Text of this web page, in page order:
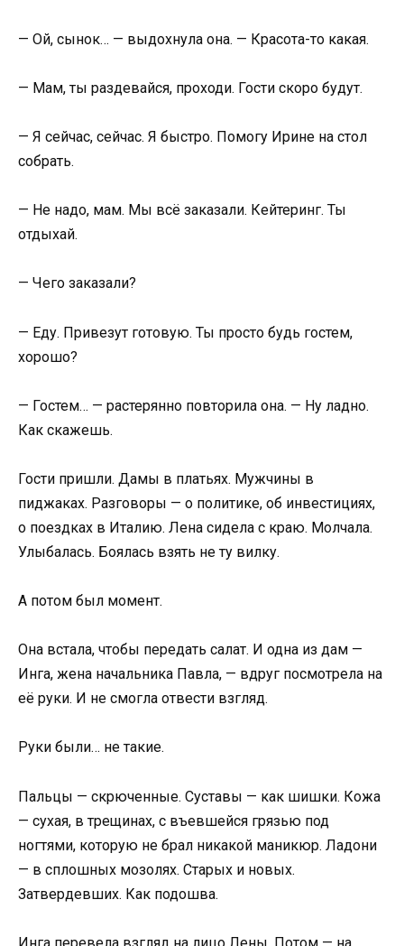
— Ой, сынок… — выдохнула она. — Красота-то какая.
— Мам, ты раздевайся, проходи. Гости скоро будут.
— Я сейчас, сейчас. Я быстро. Помогу Ирине на стол
собрать.
— Не надо, мам. Мы всё заказали. Кейтеринг. Ты
отдыхай.
— Чего заказали?
— Еду. Привезут готовую. Ты просто будь гостем,
хорошо?
— Гостем… — растерянно повторила она. — Ну ладно.
Как скажешь.
Гости пришли. Дамы в платьях. Мужчины в
пиджаках. Разговоры — о политике, об инвестициях,
о поездках в Италию. Лена сидела с краю. Молчала.
Улыбалась. Боялась взять не ту вилку.
А потом был момент.
Она встала, чтобы передать салат. И одна из дам —
Инга, жена начальника Павла, — вдруг посмотрела на
её руки. И не смогла отвести взгляд.
Руки были… не такие.
Пальцы — скрюченные. Суставы — как шишки. Кожа
— сухая, в трещинах, с въевшейся грязью под
ногтями, которую не брал никакой маникюр. Ладони
— в сплошных мозолях. Старых и новых.
Затвердевших. Как подошва.